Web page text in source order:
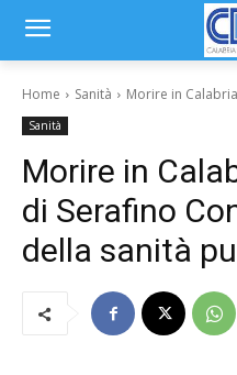
Home Sanità Morire in
Sanità
Morire in
di Serafino
della sanità